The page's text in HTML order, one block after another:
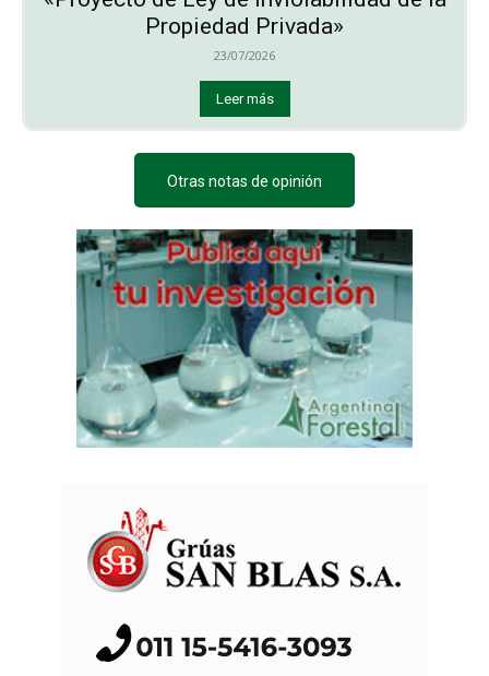
Propiedad Privada»
23/07/2026
Leer más
Otras notas de opinión